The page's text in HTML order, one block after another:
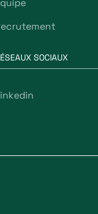
SOCIAUX